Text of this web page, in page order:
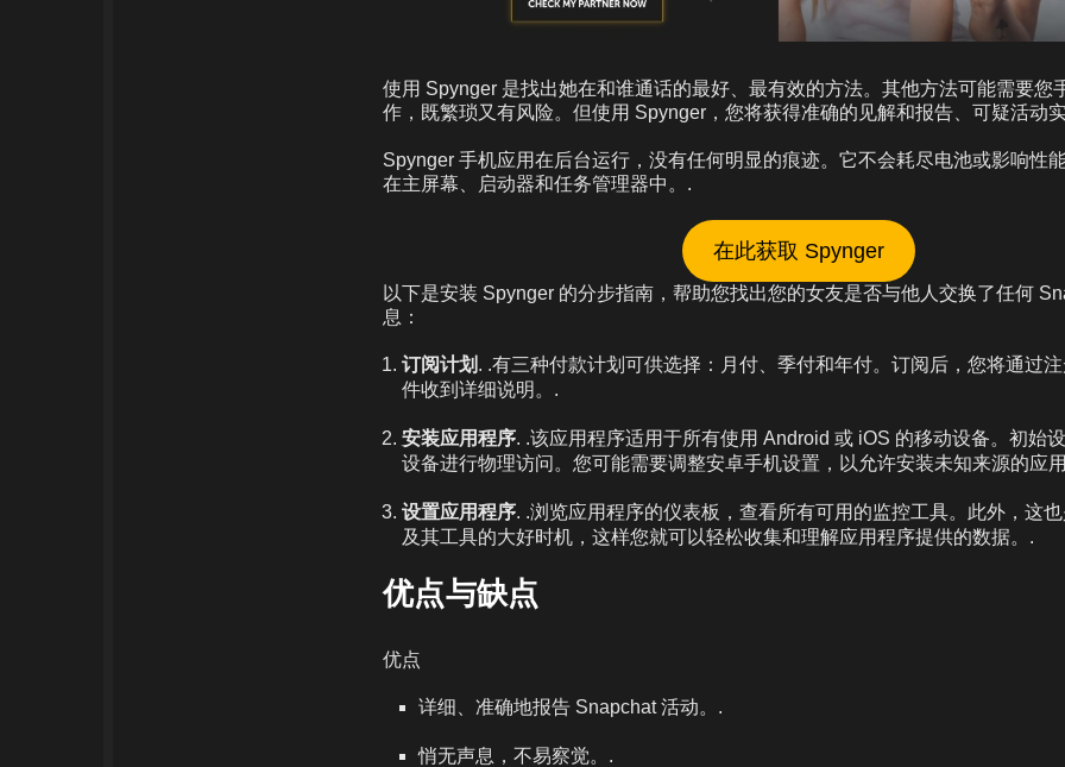
使用 Spynger 是找出她在和谁通话的最好、最有效的方法。其他方法可能需要您
作，既繁琐又有风险。但使用 Spynger，您将获得准确的见解和报告、可疑活动
Spynger 手机应用在后台运行，没有任何明显的痕迹。它不会耗尽电池或影响性
在主屏幕、启动器和任务管理器中。.
在此获取 Spynger
以下是安装 Spynger 的分步指南，帮助您找出您的女友是否与他人交换了任何
息：
订阅计划 . .有三种付款计划可供选择：月付、季付和年付。订阅后，您将通过
件收到详细说明。.
安装应用程序. .该应用程序适用于所有使用 Android 或 iOS 的移动设备。初始
设备进行物理访问。您可能需要调整安卓手机设置，以允许安装未知来源的应
设置应用程序. .浏览应用程序的仪表板，查看所有可用的监控工具。此外，这
及其工具的大好时机，这样您就可以轻松收集和理解应用程序提供的数据。.
优点与缺点
优点
详细、准确地报告 Snapchat 活动。.
悄无声息，不易察觉。.